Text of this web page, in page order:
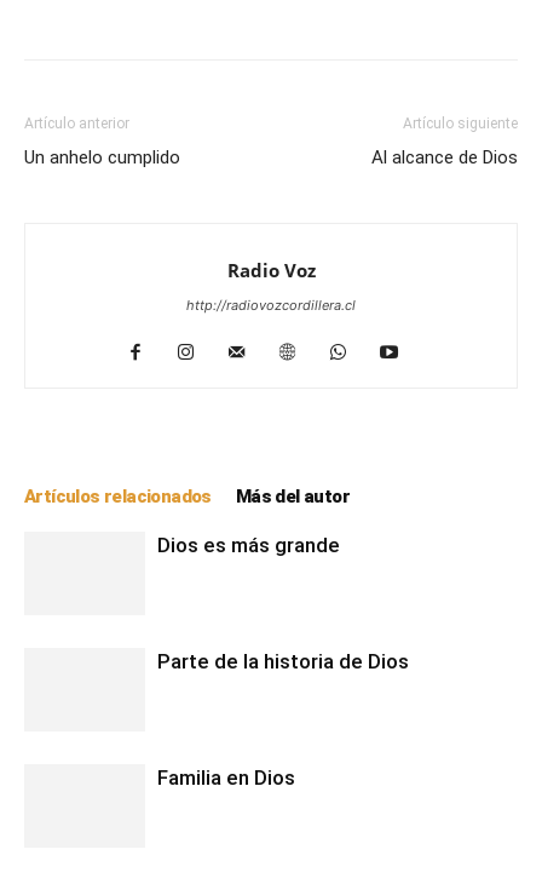
Artículo anterior
Un anhelo cumplido
Artículo siguiente
Al alcance de Dios
Radio Voz
http://radiovozcordillera.cl
Artículos relacionados Más del autor
Dios es más grande
Parte de la historia de Dios
Familia en Dios